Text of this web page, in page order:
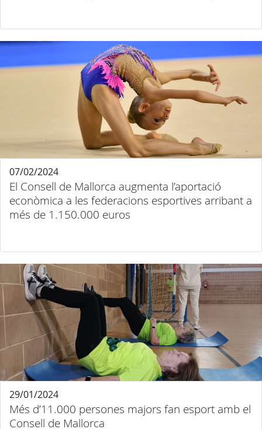
El Consell de Mallorca augmenta l’aportació
econòmica a les federacions esportives arribant a
més de 1.150.000 euros
07/02/2024
Més d’11.000 persones majors fan esport amb el
Consell de Mallorca
29/01/2024